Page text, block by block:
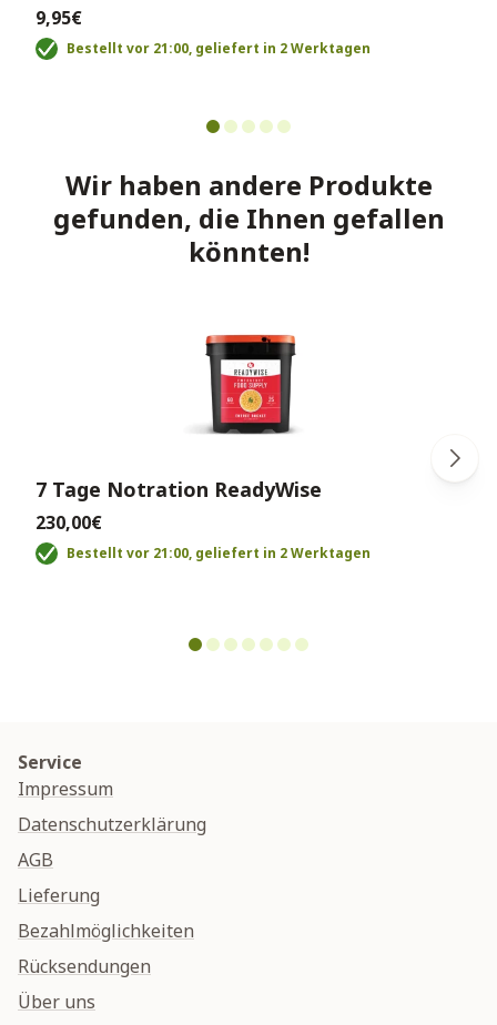
9,95€
Bestellt vor 21:00, geliefert in 2 Werktagen
Wir haben andere Produkte
gefunden, die Ihnen gefallen
könnten!
7 Tage Notration ReadyWise
230,00€
Bestellt vor 21:00, geliefert in 2 Werktagen
Service
Impressum
Datenschutzerklärung
AGB
Lieferung
Bezahlmöglichkeiten
Rücksendungen
Über uns